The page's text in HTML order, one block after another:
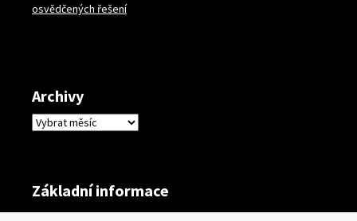
osvědčených řešení
Archivy
Archivy
Základní informace